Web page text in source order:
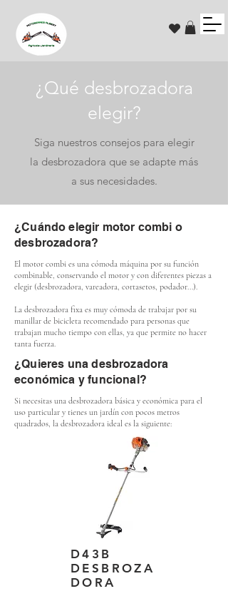
¿Qué desbrozadora
elegir?
Siga nuestros consejos para elegir
la desbrozadora que se adapte más
a sus necesidades.
¿Cuándo elegir motor combi o
desbrozadora?
El motor combi es una cómoda máquina por su función
combinable, conservando el motor y con diferentes piezas a
elegir (desbrozadora, vareadora, cortasetos, podador...).
La desbrozadora fixa es muy cómoda de trabajar por su
manillar de bicicleta recomendado para personas que
trabajan mucho tiempo con ellas, ya que permite no hacer
tanta fuerza.
¿Quieres una desbrozadora
económica y funcional?
Si necesitas una desbrozadora básica y económica para el
uso particular y tienes un jardín con pocos metros
quadrados, la desbrozadora ideal es la siguiente:
D43B
DESBROZA
DORA